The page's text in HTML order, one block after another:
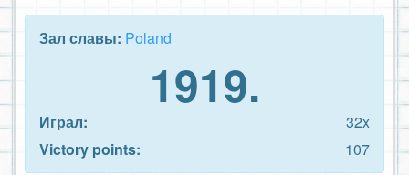
Зал славы: Poland
1919.
Играл:
32x
Victory points:
107